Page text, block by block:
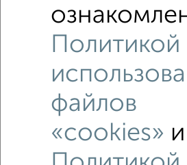
Рядом, с меньшей ценой
Недалеко от Филатова 17Б с ценой
Политикой
файлов
«cookies» и